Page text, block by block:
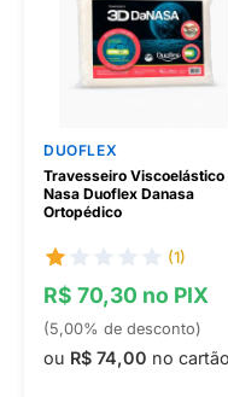
DUOFLEX
Travesseiro Viscoelástico
Nasa Duoflex Danasa
Ortopédico
(1)
R$ 70,30 no PIX
(5,00% de desconto)
ou R$ 74,00 no cartão